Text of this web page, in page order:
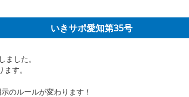
いきサポ愛知第35号
した。
す。
のルールが変わります！